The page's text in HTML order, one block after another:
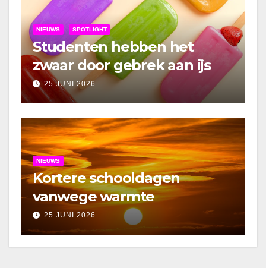
NIEUWS SPOTLIGHT
Studenten hebben het
zwaar door gebrek aan ijs
25 JUNI 2026
NIEUWS
Kortere schooldagen
vanwege warmte
25 JUNI 2026